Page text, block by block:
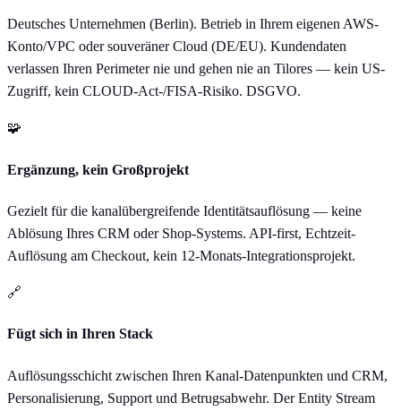
Deutsches Unternehmen (Berlin). Betrieb in Ihrem eigenen AWS-
Konto/VPC oder souveräner Cloud (DE/EU). Kundendaten
verlassen Ihren Perimeter nie und gehen nie an Tilores — kein US-
Zugriff, kein CLOUD-Act-/FISA-Risiko. DSGVO.
🧩
Ergänzung, kein Großprojekt
Gezielt für die kanalübergreifende Identitätsauflösung — keine
Ablösung Ihres CRM oder Shop-Systems. API-first, Echtzeit-
Auflösung am Checkout, kein 12-Monats-Integrationsprojekt.
🔗
Fügt sich in Ihren Stack
Auflösungsschicht zwischen Ihren Kanal-Datenpunkten und CRM,
Personalisierung, Support und Betrugsabwehr. Der Entity Stream